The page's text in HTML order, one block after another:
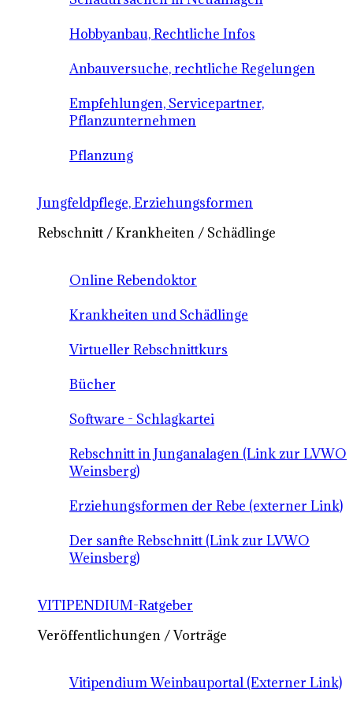
Hobbyanbau, Rechtliche Infos
Anbauversuche, rechtliche Regelungen
Empfehlungen, Servicepartner,
Pflanzunternehmen
Pflanzung
Jungfeldpflege, Erziehungsformen
Rebschnitt / Krankheiten / Schädlinge
Online Rebendoktor
Krankheiten und Schädlinge
Virtueller Rebschnittkurs
Bücher
Software - Schlagkartei
Rebschnitt in Junganalagen (Link zur LVWO
Weinsberg)
Erziehungsformen der Rebe (externer Link)
Der sanfte Rebschnitt (Link zur LVWO
Weinsberg)
VITIPENDIUM-Ratgeber
Veröffentlichungen / Vorträge
Vitipendium Weinbauportal (Externer Link)